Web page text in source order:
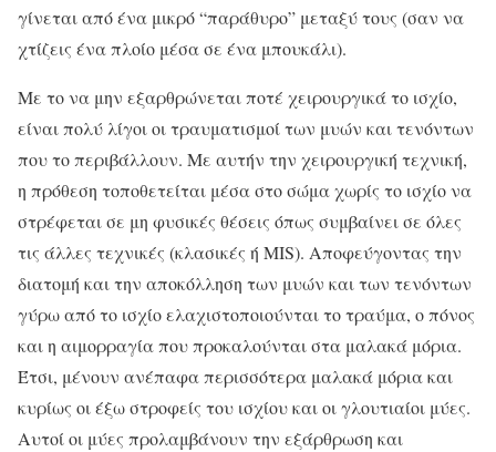
γίνεται από ένα μικρό “παράθυρο” μεταξύ τους (σαν να
χτίζεις ένα πλοίο μέσα σε ένα μπουκάλι).
Με το να μην εξαρθρώνεται ποτέ χειρουργικά το ισχίο,
είναι πολύ λίγοι οι τραυματισμοί των μυών και τενόντων
που το περιβάλλουν. Με αυτήν την χειρουργική τεχνική,
η πρόθεση τοποθετείται μέσα στο σώμα χωρίς το ισχίο να
στρέφεται σε μη φυσικές θέσεις όπως συμβαίνει σε όλες
τις άλλες τεχνικές (κλασικές ή MIS). Αποφεύγοντας την
διατομή και την αποκόλληση των μυών και των τενόντων
γύρω από το ισχίο ελαχιστοποιούνται το τραύμα, ο πόνος
και η αιμορραγία που προκαλούνται στα μαλακά μόρια.
Έτσι, μένουν ανέπαφα περισσότερα μαλακά μόρια και
κυρίως οι έξω στροφείς του ισχίου και οι γλουτιαίοι μύες.
Αυτοί οι μύες προλαμβάνουν την εξάρθρωση και